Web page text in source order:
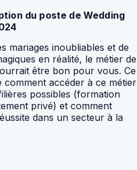
du poste de Wedding
mariages inoubliables et de
en réalité, le métier de
être bon pour vous. Ce
accéder à ce métier
possibles (formation
privé) et comment
dans un secteur à la